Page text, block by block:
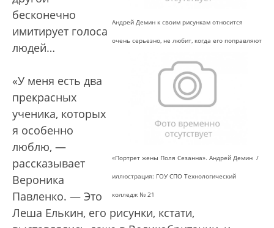
Андрей Демин к своим рисункам относится
очень серьезно, не любит, когда его поправляют
«Портрет жены Поля Сезанна». Андрей Демин /
иллюстрация: ГОУ СПО Технологический
колледж № 21
бесконечно
имитирует голоса
людей…
«У меня есть два
прекрасных
ученика, которых
я особенно
люблю, —
рассказывает
Вероника
Павленко. — Это
Леша Елькин, его рисунки, кстати,